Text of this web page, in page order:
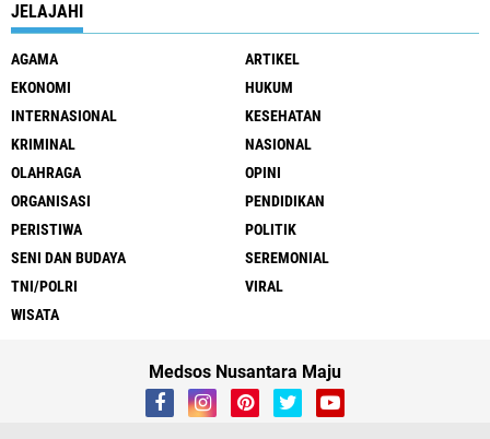
JELAJAHI
AGAMA
ARTIKEL
EKONOMI
HUKUM
INTERNASIONAL
KESEHATAN
KRIMINAL
NASIONAL
OLAHRAGA
OPINI
ORGANISASI
PENDIDIKAN
PERISTIWA
POLITIK
SENI DAN BUDAYA
SEREMONIAL
TNI/POLRI
VIRAL
WISATA
Medsos Nusantara Maju